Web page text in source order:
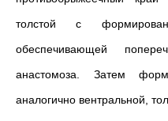
толстой с
обеспечивающей
анастомоза. Затем
аналогично вентральной,